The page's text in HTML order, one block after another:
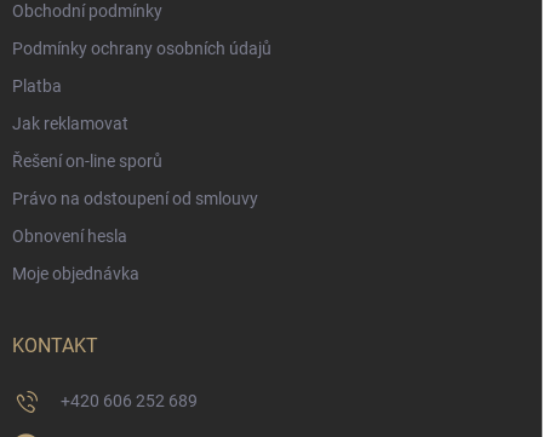
Obchodní podmínky
Podmínky ochrany osobních údajů
Platba
Jak reklamovat
Řešení on-line sporů
Právo na odstoupení od smlouvy
Obnovení hesla
Moje objednávka
KONTAKT
+420 606 252 689